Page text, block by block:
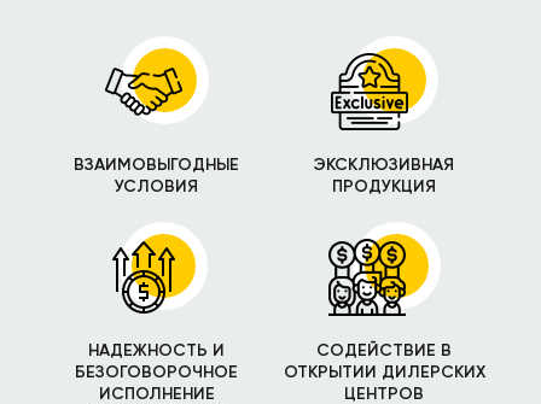
ВЗАИМОВЫГОДНЫЕ
УСЛОВИЯ
ЭКСКЛЮЗИВНАЯ
ПРОДУКЦИЯ
НАДЕЖНОСТЬ И
БЕЗОГОВОРОЧНОЕ
ИСПОЛНЕНИЕ
СОДЕЙСТВИЕ В
ОТКРЫТИИ ДИЛЕРСКИХ
ЦЕНТРОВ